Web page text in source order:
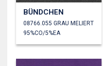
BÜNDCHEN
08766.055 GRAU MELIERT
95%CO/5%EA